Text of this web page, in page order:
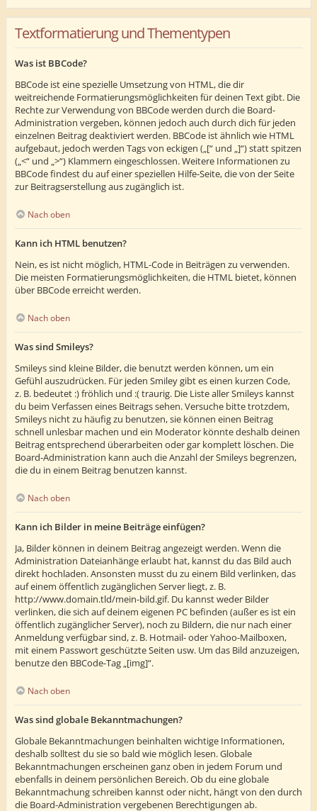
Textformatierung und Thementypen
Was ist BBCode?
BBCode ist eine spezielle Umsetzung von HTML, die dir
weitreichende Formatierungsmöglichkeiten für deinen Text gibt. Die
Rechte zur Verwendung von BBCode werden durch die Board-
Administration vergeben, können jedoch auch durch dich für jeden
einzelnen Beitrag deaktiviert werden. BBCode ist ähnlich wie HTML
aufgebaut, jedoch werden Tags von eckigen („[“ und „]“) statt spitzen
(„<“ und „>“) Klammern eingeschlossen. Weitere Informationen zu
BBCode findest du auf einer speziellen Hilfe-Seite, die von der Seite
zur Beitragserstellung aus zugänglich ist.
Nach oben
Kann ich HTML benutzen?
Nein, es ist nicht möglich, HTML-Code in Beiträgen zu verwenden.
Die meisten Formatierungsmöglichkeiten, die HTML bietet, können
über BBCode erreicht werden.
Nach oben
Was sind Smileys?
Smileys sind kleine Bilder, die benutzt werden können, um ein
Gefühl auszudrücken. Für jeden Smiley gibt es einen kurzen Code,
z. B. bedeutet :) fröhlich und :( traurig. Die Liste aller Smileys kannst
du beim Verfassen eines Beitrags sehen. Versuche bitte trotzdem,
Smileys nicht zu häufig zu benutzen, sie können einen Beitrag
schnell unlesbar machen und ein Moderator könnte deshalb deinen
Beitrag entsprechend überarbeiten oder gar komplett löschen. Die
Board-Administration kann auch die Anzahl der Smileys begrenzen,
die du in einem Beitrag benutzen kannst.
Nach oben
Kann ich Bilder in meine Beiträge einfügen?
Ja, Bilder können in deinem Beitrag angezeigt werden. Wenn die
Administration Dateianhänge erlaubt hat, kannst du das Bild auch
direkt hochladen. Ansonsten musst du zu einem Bild verlinken, das
auf einem öffentlich zugänglichen Server liegt, z. B.
http://www.domain.tld/mein-bild.gif. Du kannst weder Bilder
verlinken, die sich auf deinem eigenen PC befinden (außer es ist ein
öffentlich zugänglicher Server), noch zu Bildern, die nur nach einer
Anmeldung verfügbar sind, z. B. Hotmail- oder Yahoo-Mailboxen,
mit einem Passwort geschützte Seiten usw. Um das Bild anzuzeigen,
benutze den BBCode-Tag „[img]“.
Nach oben
Was sind globale Bekanntmachungen?
Globale Bekanntmachungen beinhalten wichtige Informationen,
deshalb solltest du sie so bald wie möglich lesen. Globale
Bekanntmachungen erscheinen ganz oben in jedem Forum und
ebenfalls in deinem persönlichen Bereich. Ob du eine globale
Bekanntmachung schreiben kannst oder nicht, hängt von den durch
die Board-Administration vergebenen Berechtigungen ab.